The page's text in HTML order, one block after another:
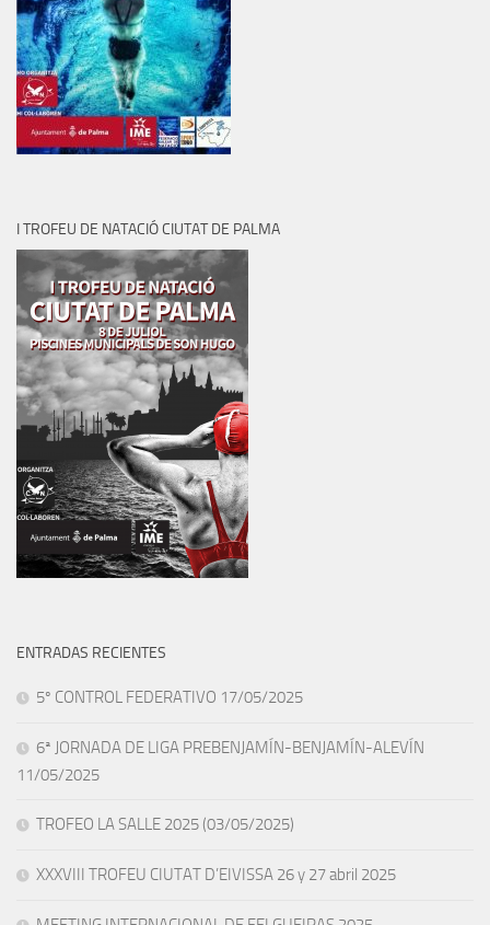
I TROFEU DE NATACIÓ CIUTAT DE PALMA
ENTRADAS RECIENTES
5º CONTROL FEDERATIVO 17/05/2025
6ª JORNADA DE LIGA PREBENJAMÍN-BENJAMÍN-ALEVÍN
11/05/2025
TROFEO LA SALLE 2025 (03/05/2025)
XXXVIII TROFEU CIUTAT D’EIVISSA 26 y 27 abril 2025